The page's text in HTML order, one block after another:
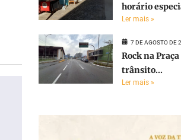
horário
Ler mais »
7 DE AGOSTO DE
Rock na
trânsito...
Ler mais »